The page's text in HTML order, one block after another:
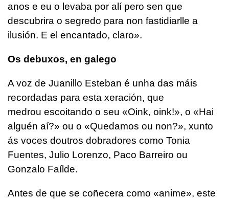
anos e eu o levaba por alí pero sen que
descubrira o segredo para non fastidiarlle a
ilusión. E el encantado, claro».
Os debuxos, en galego
A voz de Juanillo Esteban é unha das máis
recordadas para esta xeración, que
medrou escoitando o seu «Oink, oink!», o «Hai
alguén aí?» ou o «Quedamos ou non?», xunto
ás voces doutros dobradores como Tonia
Fuentes, Julio Lorenzo, Paco Barreiro ou
Gonzalo Faílde.
Antes de que se coñecera como «anime», este